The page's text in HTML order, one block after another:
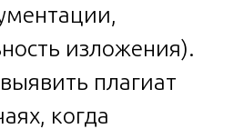
изложения).
плагиат
когда